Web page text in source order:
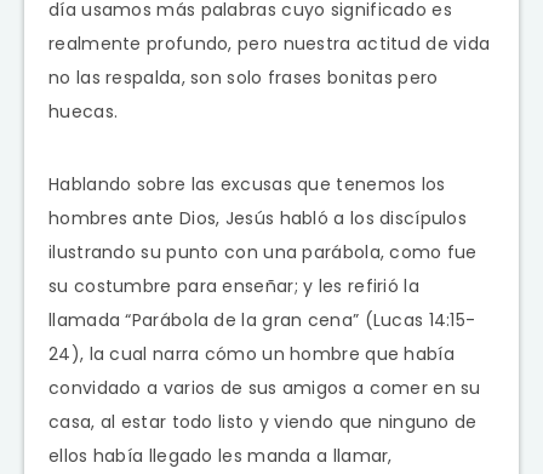
día usamos más palabras cuyo significado es
realmente profundo, pero nuestra actitud de vida
no las respalda, son solo frases bonitas pero
huecas.
Hablando sobre las excusas que tenemos los
hombres ante Dios, Jesús habló a los discípulos
ilustrando su punto con una parábola, como fue
su costumbre para enseñar; y les refirió la
llamada “Parábola de la gran cena” (Lucas 14:15-
24), la cual narra cómo un hombre que había
convidado a varios de sus amigos a comer en su
casa, al estar todo listo y viendo que ninguno de
ellos había llegado les manda a llamar,